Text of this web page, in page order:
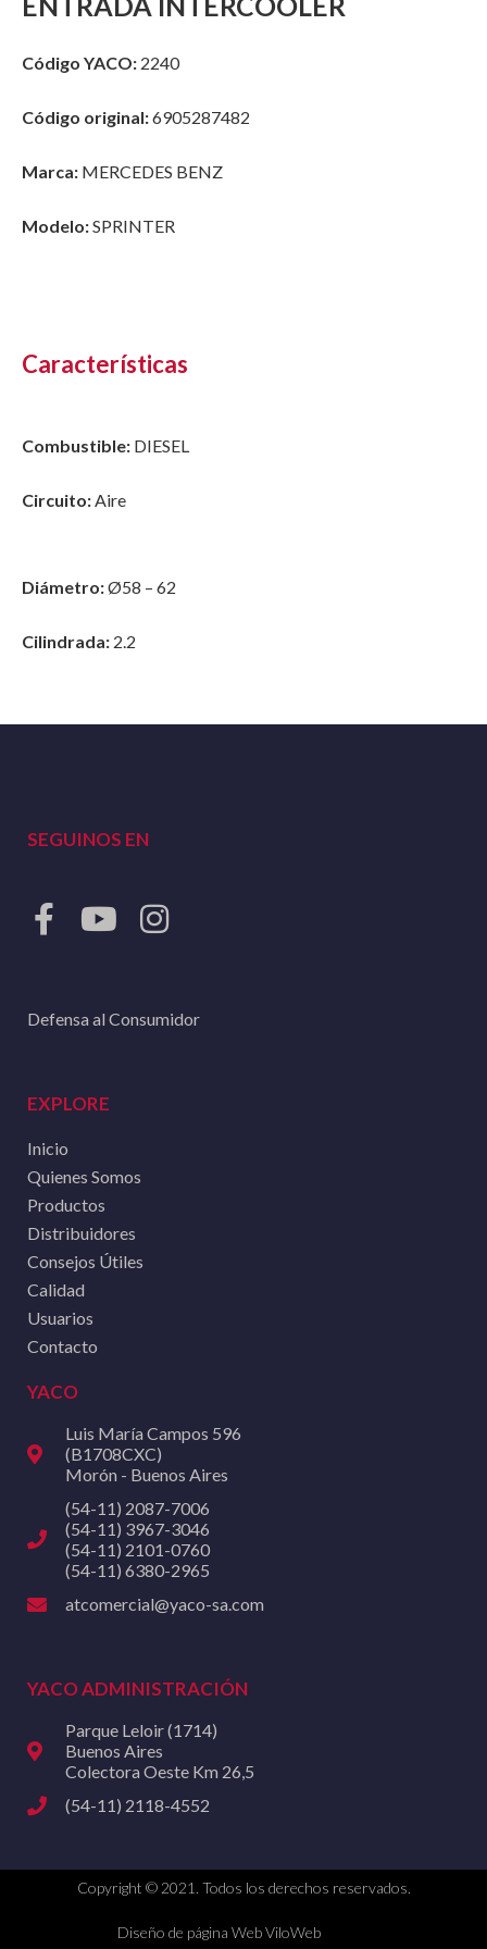
Código YACO: 2240
Código original:6905287482
Marca: MERCEDES BENZ
Modelo:SPRINTER
Características
Combustible: DIESEL
Circuito:Aire
Diámetro:Ø58 – 62
Cilindrada: 2.2
SEGUINOS EN
Defensa al Consumidor
EXPLORE
Inicio
Quienes Somos
Productos
Distribuidores
Consejos Útiles
Calidad
Usuarios
Contacto
YACO
Luis María Campos 596
(B1708CXC)
Morón - Buenos Aires
(54-11) 2087-7006
(54-11) 3967-3046
(54-11) 2101-0760
(54-11) 6380-2965
atcomercial@yaco-sa.com
YACO ADMINISTRACIÓN
Parque Leloir (1714)
Buenos Aires
Colectora Oeste Km 26,5
(54-11) 2118-4552
Copyright © 2021. Todos los derechos reservados.
Diseño de página Web ViloWeb